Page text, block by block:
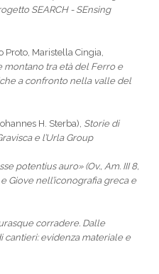
SEARCH - SEnsing
Proto, Maristella Cingia,
montano tra età del Ferro e
a confronto nella valle del
H. Sterba), Storie di
e l’Urla Group
potentius auro» (Ov., Am. III 8,
Giove nell’iconografia greca e
corradere. Dalle
cantieri: evidenza materiale e